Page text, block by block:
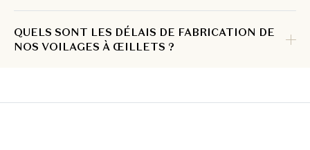
QUELS SONT LES DÉLAIS DE FABRICATION DE
NOS VOILAGES À ŒILLETS ?